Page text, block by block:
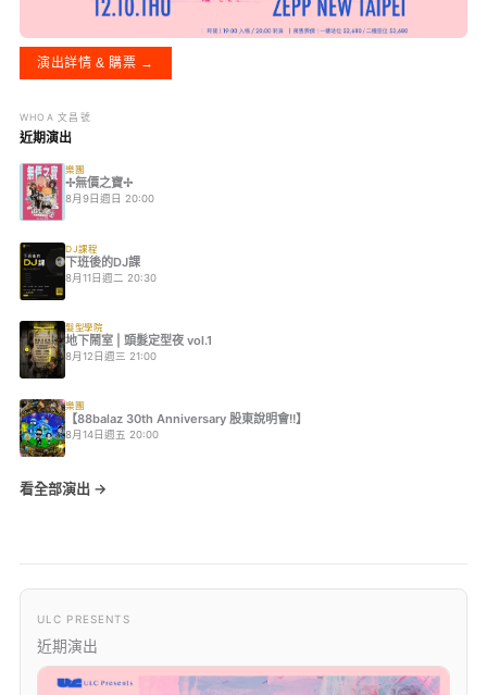
演出詳情 & 購票 →
WHOA 文昌號
近期演出
樂團
✢無價之寶✢
8月9日週日 20:00
DJ課程
下班後的DJ課
8月11日週二 20:30
髮型學院
地下鬧室 | 頭髮定型夜 vol.1
8月12日週三 21:00
樂團
【88balaz 30th Anniversary 股東說明會!!】
8月14日週五 20:00
看全部演出 →
ULC PRESENTS
近期演出